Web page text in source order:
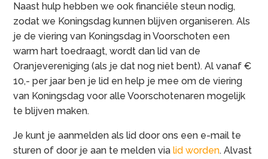
Naast hulp hebben we ook financiële steun nodig,
zodat we Koningsdag kunnen blijven organiseren. Als
je de viering van Koningsdag in Voorschoten een
warm hart toedraagt, wordt dan lid van de
Oranjevereniging (als je dat nog niet bent). Al vanaf €
10,- per jaar ben je lid en help je mee om de viering
van Koningsdag voor alle Voorschotenaren mogelijk
te blijven maken.
Je kunt je aanmelden als lid door ons een e-mail te
sturen of door je aan te melden vialid worden. Alvast